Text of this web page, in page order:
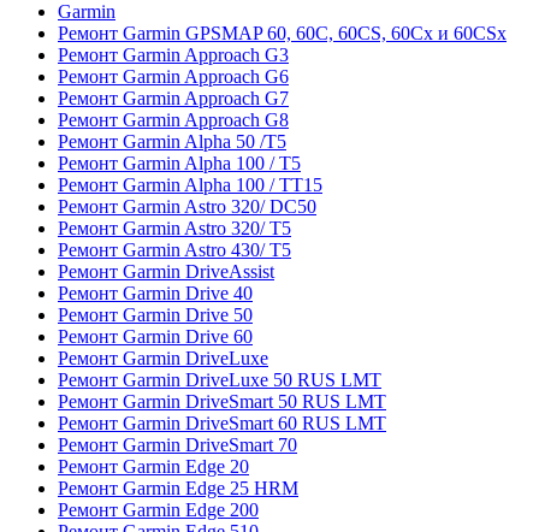
Garmin
Ремонт Garmin GPSMAP 60, 60C, 60CS, 60Cx и 60CSx
Ремонт Garmin Approach G3
Ремонт Garmin Approach G6
Ремонт Garmin Approach G7
Ремонт Garmin Approach G8
Ремонт Garmin Alpha 50 /T5
Ремонт Garmin Alpha 100 / T5
Ремонт Garmin Alpha 100 / TT15
Ремонт Garmin Astro 320/ DC50
Ремонт Garmin Astro 320/ T5
Ремонт Garmin Astro 430/ T5
Ремонт Garmin DriveAssist
Ремонт Garmin Drive 40
Ремонт Garmin Drive 50
Ремонт Garmin Drive 60
Ремонт Garmin DriveLuxe
Ремонт Garmin DriveLuxe 50 RUS LMT
Ремонт Garmin DriveSmart 50 RUS LMT
Ремонт Garmin DriveSmart 60 RUS LMT
Ремонт Garmin DriveSmart 70
Ремонт Garmin Edge 20
Ремонт Garmin Edge 25 HRM
Ремонт Garmin Edge 200